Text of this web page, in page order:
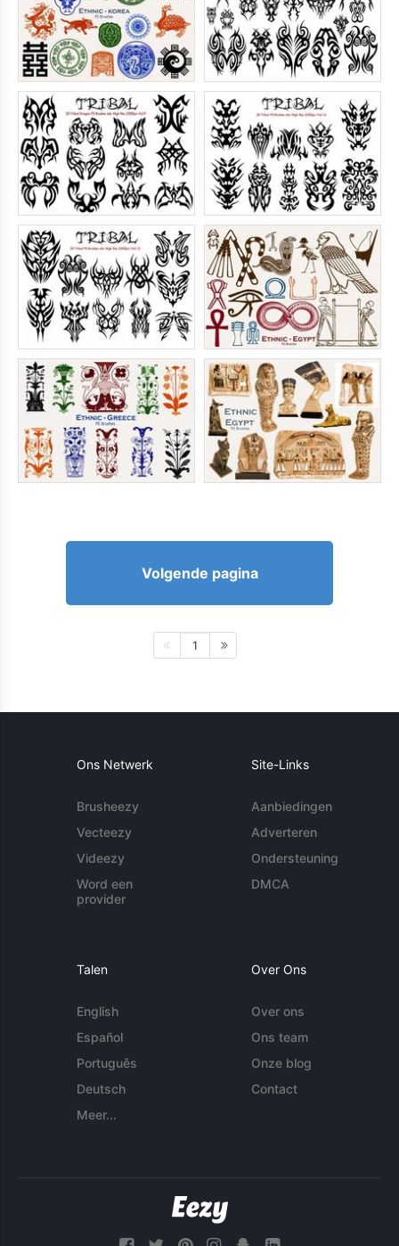
Volgende pagina
1
Ons Netwerk
Brusheezy
Vecteezy
Videezy
Word een
provider
Site-Links
Aanbiedingen
Adverteren
Ondersteuning
DMCA
Talen
English
Español
Português
Deutsch
Meer...
Over Ons
Over ons
Ons team
Onze blog
Contact